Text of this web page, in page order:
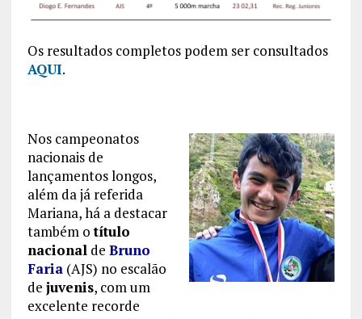
Os resultados completos podem ser consultados
AQUI.
Nos campeonatos
nacionais de
lançamentos longos,
além da já referida
Mariana, há a destacar
também otítulo
nacionalde Bruno
Faria(AJS) no escalão
de juvenis, com um
excelente recorde